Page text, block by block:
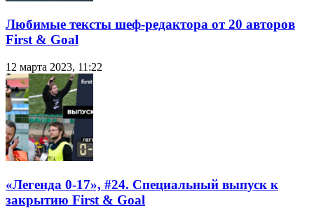
Любимые тексты шеф-редактора от 20 авторов
First & Goal
12 марта 2023, 11:22
«Легенда 0-17», #24. Специальный выпуск к
закрытию First & Goal